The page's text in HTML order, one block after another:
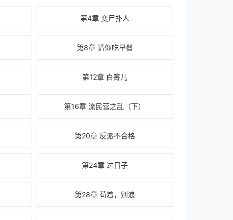
第4章 变尸扑人
第8章 请你吃早餐
第12章 白箐儿
第16章 流民营之乱（下）
第20章 反派不合格
第24章 过日子
第28章 苟着，别浪